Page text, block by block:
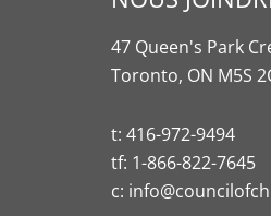
47 Queen's Park
Toronto, ON M5S
t: 416-972-9494
tf: 1-866-822-7645
c: